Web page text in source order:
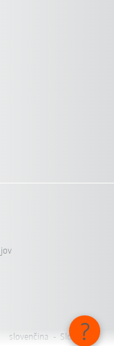
slovenčina - Slovensko